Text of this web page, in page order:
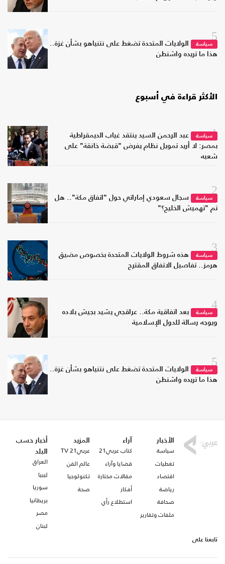
5
سياسة
الولايات المتحدة تضغط على نتنياهو بشأن غزة..
هذا ما تريده واشنطن
الأكثر قراءة في أسبوع
1سياسة
عبد الرحمن السيد ينتقد غياب الديمقراطية
بمصر: لا أريد تمويل نظام يفرض "قبضة خانقة" على
شعبه
2
سياسة
سجال سعودي إماراتي حول "اتفاق مكة".. هل
تم "تهميش الخليج؟"
3
سياسة
هذه شروط الولايات المتحدة بخصوص مضيق
هرمز.. تفاصيل الاتفاق المقترح
4
سياسة
بعد اتفاقية مكة.. عراقجي يشيد بجيش بلاده
ويوجه رسالة للدول الإسلامية
5
سياسة
الولايات المتحدة تضغط على نتنياهو بشأن غزة..
هذا ما تريده واشنطن
الأخبار
سياسة
تغطيات
اقتصاد
رياضة
صحافة
ملفات وتقارير
آراء
كتاب عربي21
قضايا وآراء
مقالات مختارة
أفكار
استطلاع رأي
المزيد
عربي21 TV
عالم الفن
تكنولوجيا
صحة
أخبار حسب
البلد
العراق
ليبيا
سوريا
بريطانيا
مصر
لبنان
تابعنا على